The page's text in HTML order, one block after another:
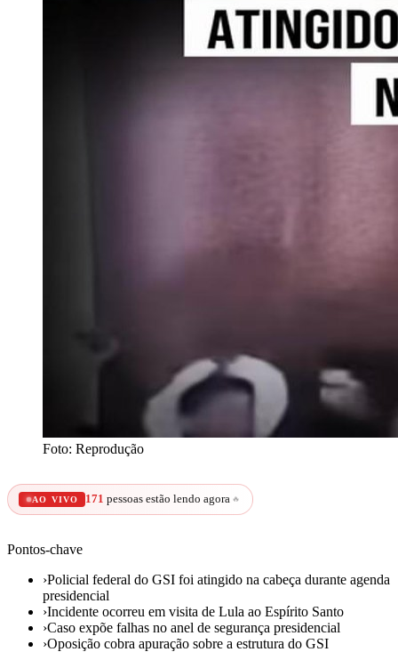
Foto: Reprodução
AO VIVO 171 pessoas estão lendo agora 🔥
Pontos-chave
›Policial federal do GSI foi atingido na cabeça durante agenda
presidencial
›Incidente ocorreu em visita de Lula ao Espírito Santo
›Caso expõe falhas no anel de segurança presidencial
›Oposição cobra apuração sobre a estrutura do GSI